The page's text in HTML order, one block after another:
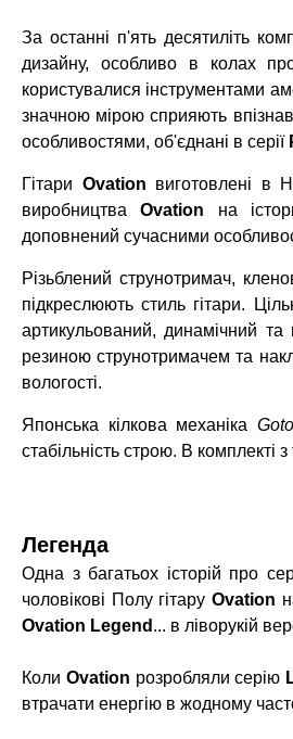
За останні п'ять десятиліть
дизайну, особливо в колах
користувалися інструментами
значною мірою сприяють
особливостями, об'єднані в серії
Гітари Ovation виготовлені в
виробництваOvation на
доповнений сучасними
Різьблений струнотримач,
підкреслюють стиль гітари.
артикульований, динамічний
резиною струнотримачем та
вологості.
Японська кілкова механіка
стабільність строю. В комплекті
Легенда
Одна з багатьох історій про
чоловікові Полу гітаруOvation
Ovation Legend ... в ліворукій
Коли Ovation розробляли серію
втрачати енергію в жодному